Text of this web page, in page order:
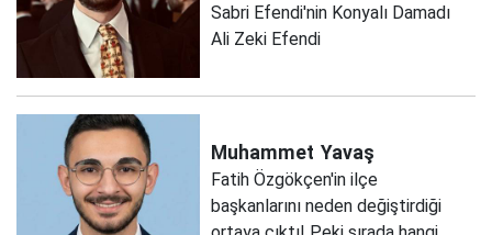
Sabri Efendi'nin Konyalı Damadı
Ali Zeki Efendi
Muhammet Yavaş
Fatih Özgökçen'in ilçe
başkanlarını neden değiştirdiği